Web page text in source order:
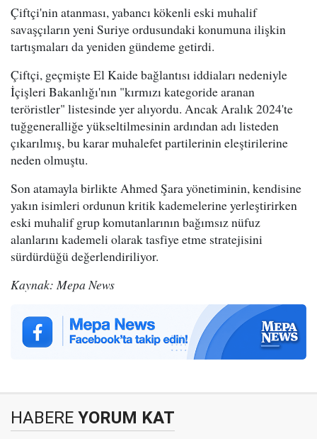
Çiftçi'nin atanması, yabancı kökenli eski muhalif
savaşçıların yeni Suriye ordusundaki konumuna ilişkin
tartışmaları da yeniden gündeme getirdi.
Çiftçi, geçmişte El Kaide bağlantısı iddiaları nedeniyle
İçişleri Bakanlığı'nın "kırmızı kategoride aranan
teröristler" listesinde yer alıyordu. Ancak Aralık 2024'te
tuğgeneralliğe yükseltilmesinin ardından adı listeden
çıkarılmış, bu karar muhalefet partilerinin eleştirilerine
neden olmuştu.
Son atamayla birlikte Ahmed Şara yönetiminin, kendisine
yakın isimleri ordunun kritik kademelerine yerleştirirken
eski muhalif grup komutanlarının bağımsız nüfuz
alanlarını kademeli olarak tasfiye etme stratejisini
sürdürdüğü değerlendiriliyor.
Kaynak: Mepa News
HABERE YORUM KAT